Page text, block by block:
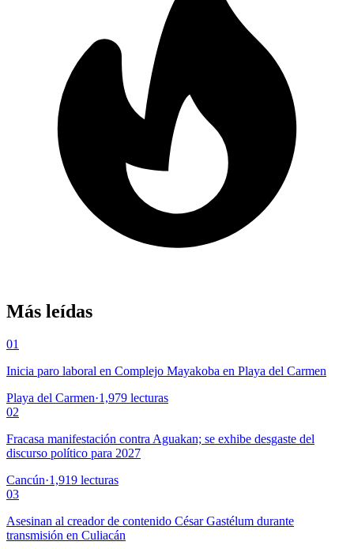
Más leídas
01
Inicia paro laboral en Complejo Mayakoba en Playa del Carmen
Playa del Carmen·1,979 lecturas
02
Fracasa manifestación contra Aguakan; se exhibe desgaste del
discurso político para 2027
Cancún·1,919 lecturas
03
Asesinan al creador de contenido César Gastélum durante
transmisión en Culiacán